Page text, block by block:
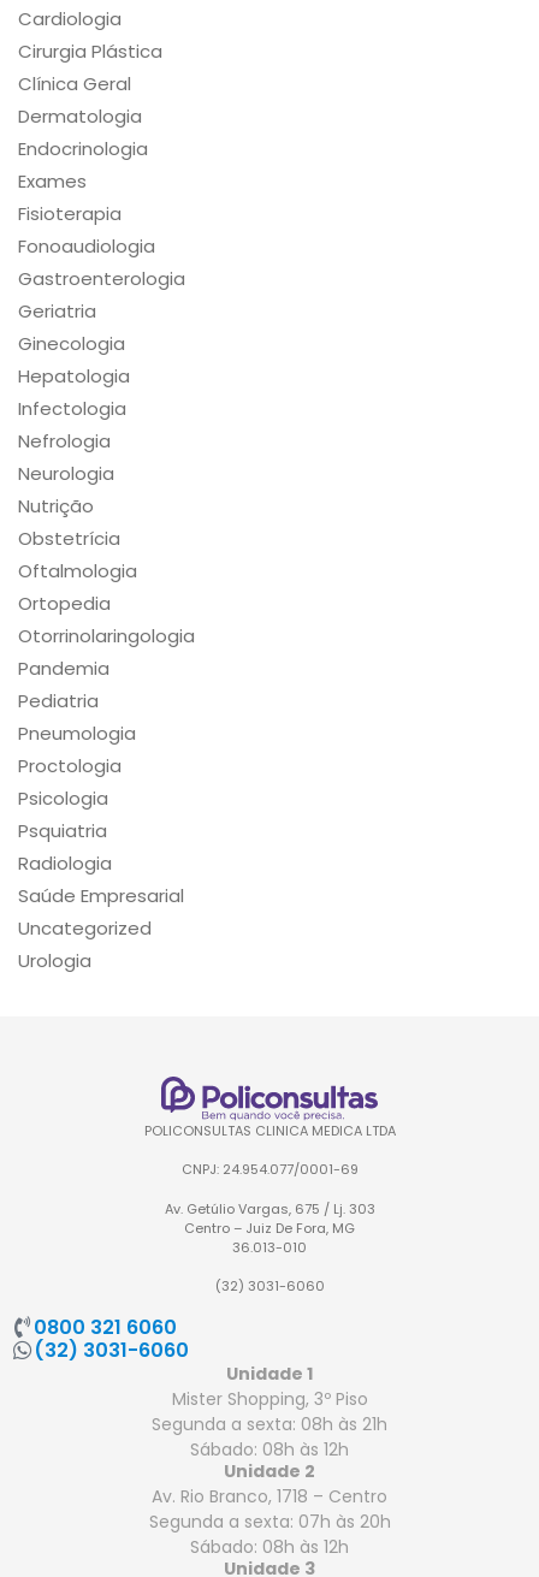
Cardiologia
Cirurgia Plástica
Clínica Geral
Dermatologia
Endocrinologia
Exames
Fisioterapia
Fonoaudiologia
Gastroenterologia
Geriatria
Ginecologia
Hepatologia
Infectologia
Nefrologia
Neurologia
Nutrição
Obstetrícia
Oftalmologia
Ortopedia
Otorrinolaringologia
Pandemia
Pediatria
Pneumologia
Proctologia
Psicologia
Psquiatria
Radiologia
Saúde Empresarial
Uncategorized
Urologia
POLICONSULTAS CLINICA MEDICA LTDA
CNPJ: 24.954.077/0001-69
Av. Getúlio Vargas, 675 / Lj. 303
Centro – Juiz De Fora, MG
36.013-010
(32) 3031-6060
0800 321 6060
(32) 3031-6060
Unidade 1
Mister Shopping, 3º Piso
Segunda a sexta: 08h às 21h
Sábado: 08h às 12h
Unidade 2
Av. Rio Branco, 1718 – Centro
Segunda a sexta: 07h às 20h
Sábado: 08h às 12h
Unidade 3